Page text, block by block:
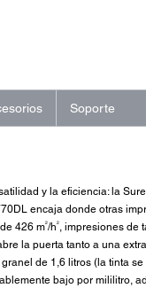
Soporte
y la eficiencia: la
encaja donde otras
426 m2/h 2, impresiones de
la puerta tanto a una
de 1,6 litros (la tinta
bajo por mililitro,